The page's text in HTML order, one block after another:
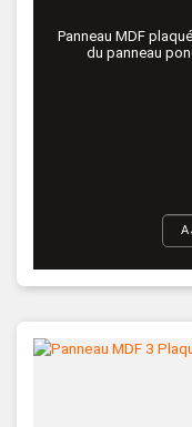
Panneau MDF
du panneau